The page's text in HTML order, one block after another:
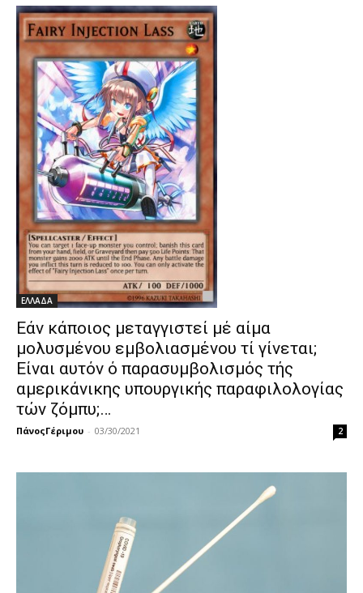
ΕΛΛΑΔΑ
Εάν κάποιος μεταγγιστεί μέ αίμα
μολυσμένου εμβολιασμένου τί γίνεται;
Είναι αυτόν ό παρασυμβολισμός τής
αμερικάνικης υπουργικής παραφιλολογίας
τών ζόμπυ;…
ΠάνοςΓέριμου - 03/30/2021 2